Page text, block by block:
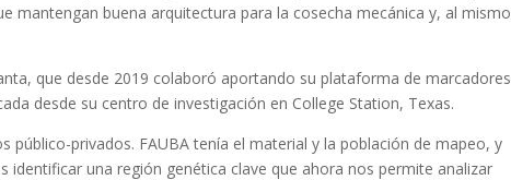
mantengan buena arquitectura para la cosecha mecánica y, al mismo
que desde 2019 colaboró aportando su plataforma de marcadores
desde su centro de investigación en College Station, Texas.
público-privados. FAUBA tenía el material y la población de mapeo, y
una región genética clave que ahora nos permite analizar